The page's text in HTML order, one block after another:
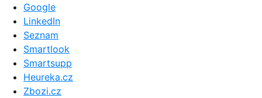
Google
LinkedIn
Seznam
Smartlook
Smartsupp
Heureka.cz
Zbozi.cz